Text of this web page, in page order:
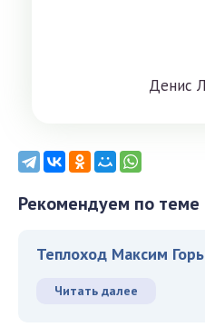
Дeниc
Рекомендуем по теме
Теплоход Максим
Читать далее